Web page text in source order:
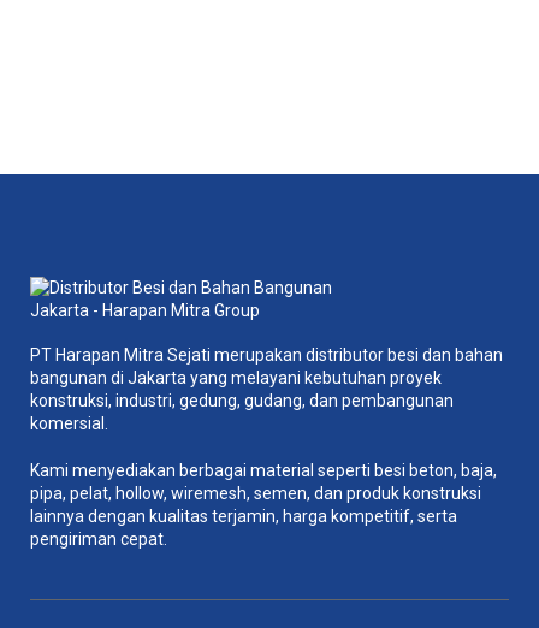
PT Harapan Mitra Sejati merupakan distributor besi dan bahan
bangunan di Jakarta yang melayani kebutuhan proyek
konstruksi, industri, gedung, gudang, dan pembangunan
komersial.
Kami menyediakan berbagai material seperti besi beton, baja,
pipa, pelat, hollow, wiremesh, semen, dan produk konstruksi
lainnya dengan kualitas terjamin, harga kompetitif, serta
pengiriman cepat.